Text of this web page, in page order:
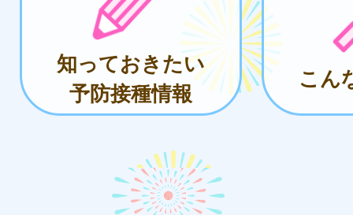
知っておきたい
予防接種情報
こん